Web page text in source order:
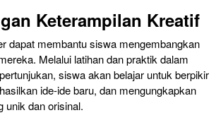
Keterampilan Kreatif
dapat membantu siswa mengembangkan
Melalui latihan dan praktik dalam
siswa akan belajar untuk berpikir
ide-ide baru, dan mengungkapkan
unik dan orisinal.